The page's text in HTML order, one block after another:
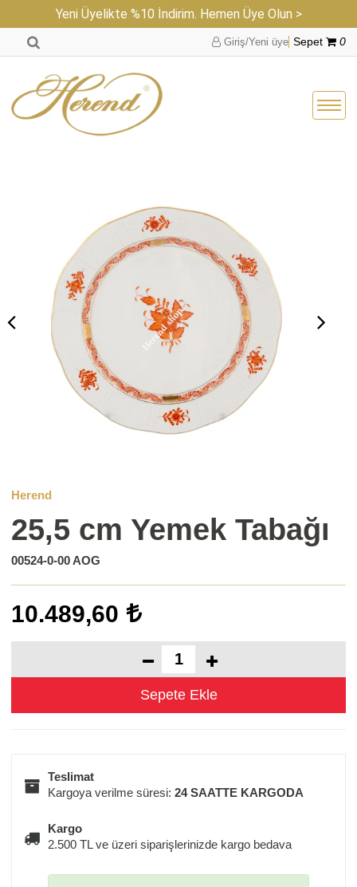
Yeni Üyelikte %10 İndirim. Hemen Üye Olun >
Giriş/Yeni üye Sepet 0
Herend
25,5 cm Yemek Tabağı
00524-0-00 AOG
10.489,60
Teslimat
Kargoya verilme süresi:24 SAATTE KARGODA
Kargo
2.500 TL ve üzeri siparişlerinizde kargo bedava